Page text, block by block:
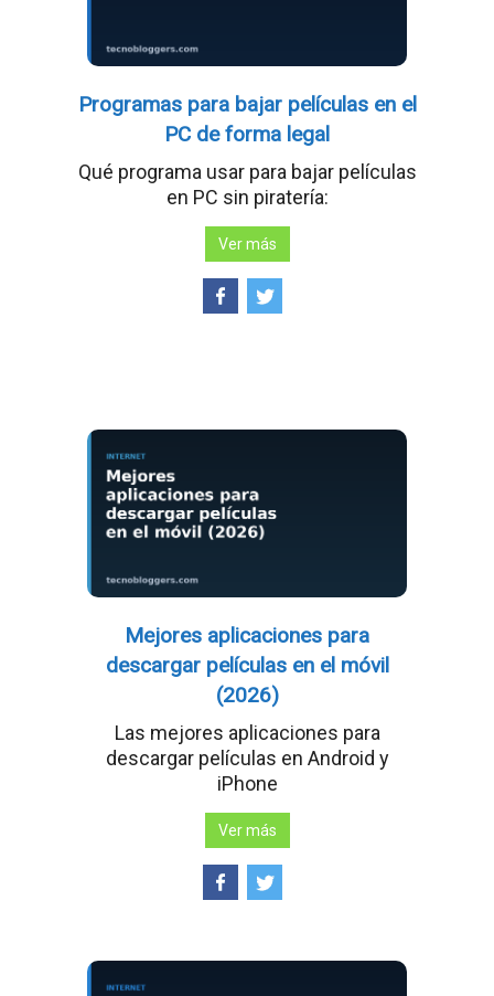
Programas para bajar películas en el
PC de forma legal
Qué programa usar para bajar películas
en PC sin piratería:
Ver más
Mejores aplicaciones para
descargar películas en el móvil
(2026)
Las mejores aplicaciones para
descargar películas en Android y
iPhone
Ver más